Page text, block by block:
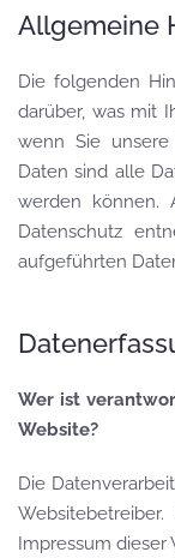
Allgemeine
Die folgenden
darüber, was mit
wenn Sie unsere
Daten sind alle
werden können.
Datenschutz
aufgeführten
Wer ist
Website?
Die
Impressum dieser